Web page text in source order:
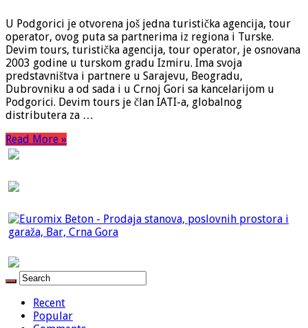
U Podgorici je otvorena još jedna turistička agencija, tour
operator, ovog puta sa partnerima iz regiona i Turske.
Devim tours, turistička agencija, tour operator, je osnovana
2003 godine u turskom gradu Izmiru. Ima svoja
predstavništva i partnere u Sarajevu, Beogradu,
Dubrovniku a od sada i u Crnoj Gori sa kancelarijom u
Podgorici. Devim tours je član IATI-a, globalnog
distributera za …
Read More »
Recent
Popular